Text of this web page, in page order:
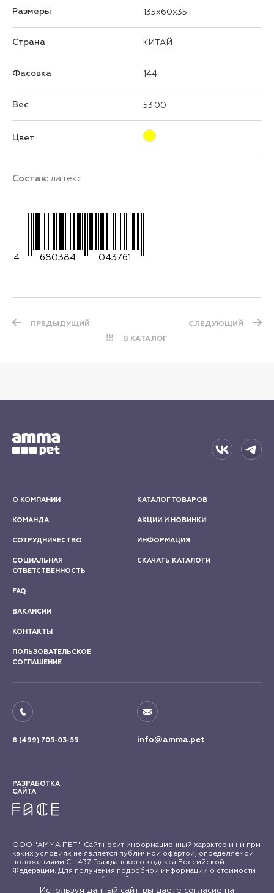
Размеры 135x60x35
Страна КИТАЙ
Фасовка 144
Вес 53.00
Цвет
Состав: латекс
4 680384 043761
ПРЕДЫДУЩИЙ
В КАТАЛОГ
СЛЕДУЮЩИЙ
О КОМПАНИИ
КОМАНДА
СОТРУДНИЧЕСТВО
СОЦИАЛЬНАЯ
ОТВЕТСТВЕННОСТЬ
КАТАЛОГ ТОВАРОВ
АКЦИИ И НОВИНКИ
ИНФОРМАЦИЯ
СКАЧАТЬ КАТАЛОГИ
FAQ
ВАКАНСИИ
КОНТАКТЫ
ПОЛЬЗОВАТЕЛЬСКОЕ
СОГЛАШЕНИЕ
8 (499) 705-03-55 info@amma.pet
РАЗРАБОТКА
САЙТА
ООО "АММА ПЕТ". Сайт носит информационный характер и ни при
каких условиях не является публичной офертой, определяемой
положениями Ст. 437 Гражданского кодекса Российской
Федерации. Для получения подробной информации о стоимости
и наличию продукции обращайтесь к менеджерам отдела продаж
"АММА ПЕТ". Все права на материалы сайта amma.pet защищены в
Используя данный сайт, вы даете согласие на